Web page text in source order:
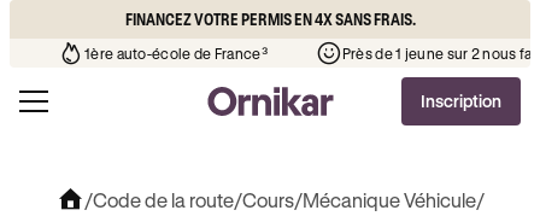
FINANCEZ VOTRE PERMIS EN 4X SANS FRAIS.
l’auto-école de votre quartier¹ 1ère auto-école de France³
Inscription
/Code de la route/Cours/Mécanique Véhicule/